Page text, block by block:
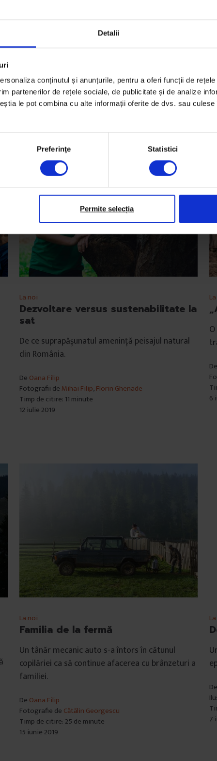
Detalii
conținutul și anunțurile, pentru a oferi funcții de
partenerilor de rețele sociale, de publicitate și de analize
le pot combina cu alte informații oferite de dvs. sau
Preferinţe Statistici
Permite selecția
Fotografii de
La noi
Dezvoltare versus sustenabilitate la
sat
De ce suprapășunatul amenință peisajul natural
din România.
De Oana Filip
Fotografii de Mihai Filip,Florin Ghenade
Timp de citire: 11 minute
12 iulie 2019
6
La noi
Familia de la fermă
Un tânăr mecanic auto s-a întors în cătunul
copilăriei ca să continue afacerea cu brânzeturi a
familiei.
De Oana Filip
Fotografie de Cătălin Georgescu
Timp de citire: 25 de minute
15 iunie 2019
7